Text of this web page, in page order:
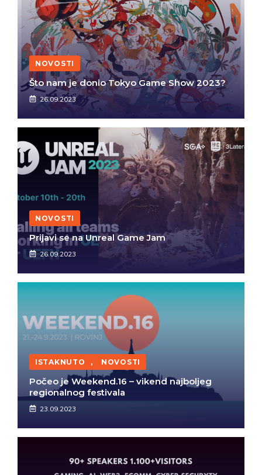
NOVOSTI
Što nam je donio Tokyo Game Show 2023?
26.09.2023
NOVOSTI
Prijavi se na Unreal Game Jam
26.09.2023
ISTAKNUTO , NOVOSTI
Počeo je Weekend.16 – vikend najboljeg
regionalnog festivala
23.09.2023